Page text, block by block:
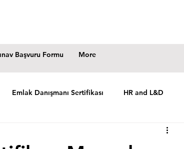
Başvuru Formu More
Emlak Danışmanı Sertifikası HR and L&D